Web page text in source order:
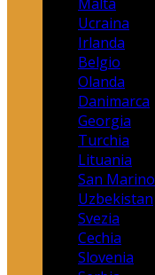
Ucraina
Irlanda
Belgio
Olanda
Danimarca
Georgia
Turchia
Lituania
San Marino
Uzbekistan
Svezia
Cechia
Slovenia